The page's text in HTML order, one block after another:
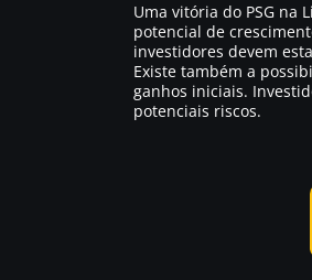
Uma vitória do PSG na
potencial de
investidores devem
Existe também a
ganhos iniciais.
potenciais riscos.